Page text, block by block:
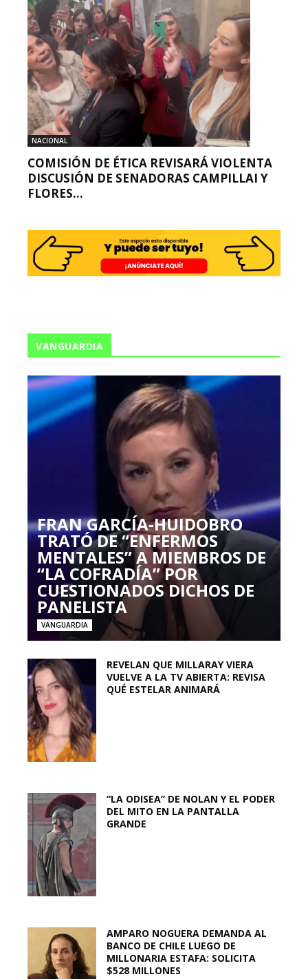
NACIONAL
COMISIÓN DE ÉTICA REVISARÁ VIOLENTA
DISCUSIÓN DE SENADORAS CAMPILLAI Y
FLORES...
VANGUARDIA
FRAN GARCÍA-HUIDOBRO
TRATÓ DE “ENFERMOS
MENTALES” A MIEMBROS DE
“LA COFRADÍA” POR
CUESTIONADOS DICHOS DE
PANELISTA
VANGUARDIA
REVELAN QUE MILLARAY VIERA
VUELVE A LA TV ABIERTA: REVISA
QUÉ ESTELAR ANIMARÁ
“LA ODISEA” DE NOLAN Y EL PODER
DEL MITO EN LA PANTALLA
GRANDE
AMPARO NOGUERA DEMANDA AL
BANCO DE CHILE LUEGO DE
MILLONARIA ESTAFA: SOLICITA
$528 MILLONES